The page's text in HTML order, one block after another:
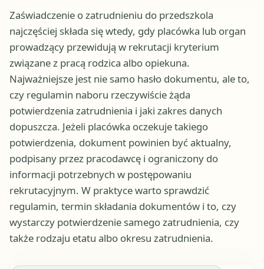
Zaświadczenie o zatrudnieniu do przedszkola
najczęściej składa się wtedy, gdy placówka lub organ
prowadzący przewidują w rekrutacji kryterium
związane z pracą rodzica albo opiekuna.
Najważniejsze jest nie samo hasło dokumentu, ale to,
czy regulamin naboru rzeczywiście żąda
potwierdzenia zatrudnienia i jaki zakres danych
dopuszcza. Jeżeli placówka oczekuje takiego
potwierdzenia, dokument powinien być aktualny,
podpisany przez pracodawcę i ograniczony do
informacji potrzebnych w postępowaniu
rekrutacyjnym. W praktyce warto sprawdzić
regulamin, termin składania dokumentów i to, czy
wystarczy potwierdzenie samego zatrudnienia, czy
także rodzaju etatu albo okresu zatrudnienia.